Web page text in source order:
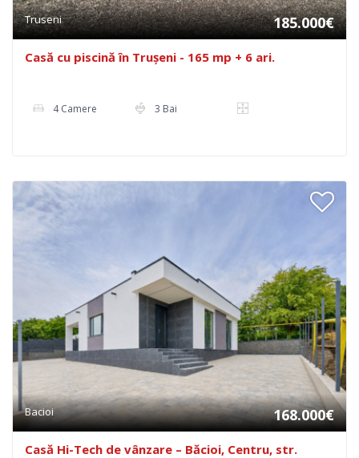
Truseni 185.000€
Casă cu piscină în Trușeni - 165 mp + 6 ari.
4 Camere 3 Bai
Bacioi 168.000€
Casă Hi-Tech de vânzare – Băcioi, Centru, str.